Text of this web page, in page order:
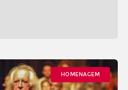
HOMENAGEM